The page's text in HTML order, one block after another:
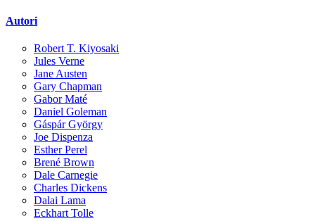
Autori
Robert T. Kiyosaki
Jules Verne
Jane Austen
Gary Chapman
Gabor Maté
Daniel Goleman
Gáspár György
Joe Dispenza
Esther Perel
Brené Brown
Dale Carnegie
Charles Dickens
Dalai Lama
Eckhart Tolle